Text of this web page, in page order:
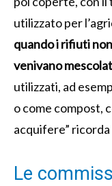
utilizzato per
quando i rifiuti
venivano
utilizzati, ad
o come compost,
acquifere” ricorda
Le